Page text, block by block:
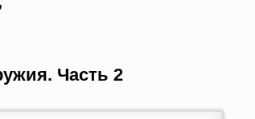
Часть 2